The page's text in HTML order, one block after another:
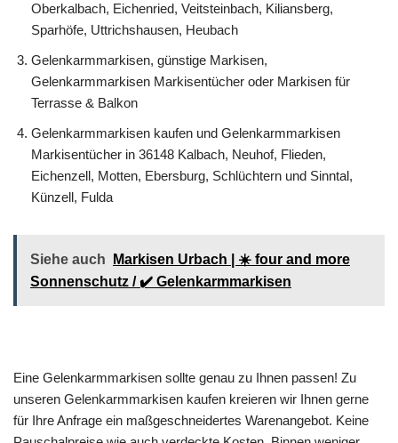
Oberkalbach, Eichenried, Veitsteinbach, Kiliansberg,
Sparhöfe, Uttrichshausen, Heubach
Gelenkarmmarkisen, günstige Markisen,
Gelenkarmmarkisen Markisentücher oder Markisen für
Terrasse & Balkon
Gelenkarmmarkisen kaufen und Gelenkarmmarkisen
Markisentücher in 36148 Kalbach, Neuhof, Flieden,
Eichenzell, Motten, Ebersburg, Schlüchtern und Sinntal,
Künzell, Fulda
Siehe auch
Markisen Urbach | ☀️ four and more
Sonnenschutz / ✔️ Gelenkarmmarkisen
Eine Gelenkarmmarkisen sollte genau zu Ihnen passen! Zu
unseren Gelenkarmmarkisen kaufen kreieren wir Ihnen gerne
für Ihre Anfrage ein maßgeschneidertes Warenangebot. Keine